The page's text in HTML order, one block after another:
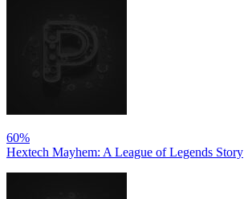
60%
Hextech Mayhem: A League of Legends Story